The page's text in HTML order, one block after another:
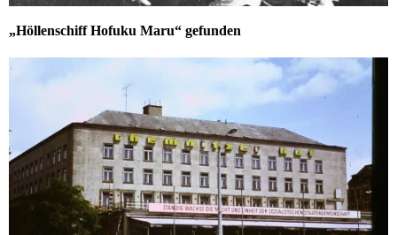
„Höllenschiff Hofuku Maru“ gefunden